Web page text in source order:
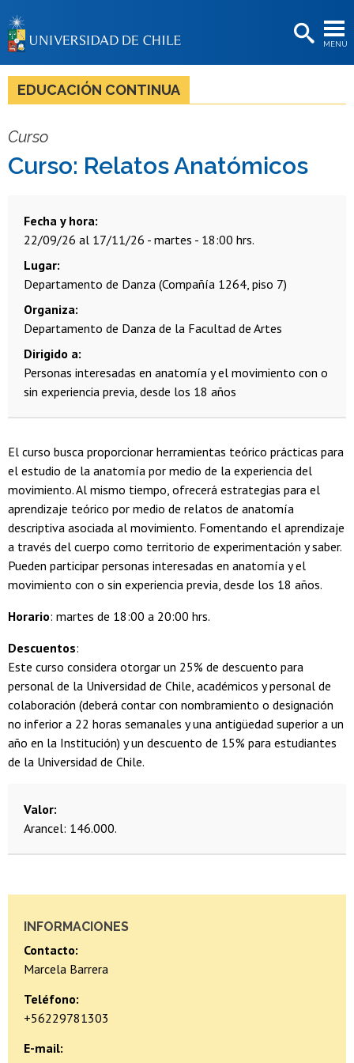
MENÚ
BIBLIOTECAS
LA UNIVERSIDAD
Académicas/os
Egresadas/os
EDUCACIÓN CONTINUA
Curso
Curso: Relatos Anatómicos
INFORMACIONES
Contacto:
Marcela Barrera
Teléfono:
+56229781303
E-mail:
Fecha y hora
22/09/26 al 17/11/26 - martes - 18:00 hrs.
Lugar
Departamento de Danza (Compañía 1264, piso 7)
Organiza
Departamento de Danza de la Facultad de Artes
Dirigido a
Personas interesadas en anatomía y el movimiento con o
sin experiencia previa, desde los 18 años
El curso busca proporcionar herramientas teórico prácticas para
el estudio de la anatomía por medio de la experiencia del
movimiento. Al mismo tiempo, ofrecerá estrategias para el
aprendizaje teórico por medio de relatos de anatomía
descriptiva asociada al movimiento. Fomentando el aprendizaje
a través del cuerpo como territorio de experimentación y saber.
Pueden participar personas interesadas en anatomía y el
movimiento con o sin experiencia previa, desde los 18 años.
Horario: martes de 18:00 a 20:00 hrs.
Descuentos:
Este curso considera otorgar un 25% de descuento para
personal de la Universidad de Chile, académicos y personal de
colaboración (deberá contar con nombramiento o designación
no inferior a 22 horas semanales y una antigüedad superior a un
año en la Institución) y un descuento de 15% para estudiantes
de la Universidad de Chile.
Valor
Arancel: 146.000.